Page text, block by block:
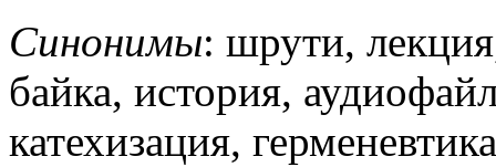
Синонимы: шрути,
байка, история,
катехизация,